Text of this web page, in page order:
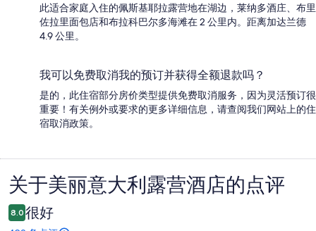
此适合家庭入住的佩斯基耶拉露营地在湖边，莱纳多酒庄、布里
佐拉里面包店和布拉科巴尔多海滩在 2 公里内。距离加达兰德
4.9 公里。
我可以免费取消我的预订并获得全额退款吗？
是的，此住宿部分房价类型提供免费取消服务，因为灵活预订很
重要！有关例外或要求的更多详细信息，请查阅我们网站上的住
宿取消政策。
点
评
关于美丽意大利露营酒店的点评
8.0 很好